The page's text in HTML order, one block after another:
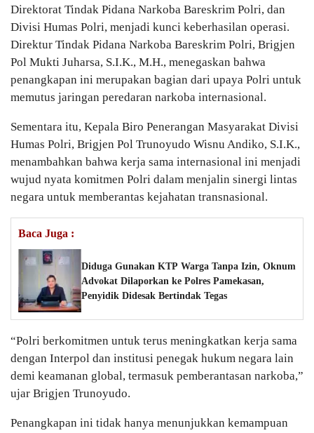
Direktorat Tindak Pidana Narkoba Bareskrim Polri, dan
Divisi Humas Polri, menjadi kunci keberhasilan operasi.
Direktur Tindak Pidana Narkoba Bareskrim Polri, Brigjen
Pol Mukti Juharsa, S.I.K., M.H., menegaskan bahwa
penangkapan ini merupakan bagian dari upaya Polri untuk
memutus jaringan peredaran narkoba internasional.
Sementara itu, Kepala Biro Penerangan Masyarakat Divisi
Humas Polri, Brigjen Pol Trunoyudo Wisnu Andiko, S.I.K.,
menambahkan bahwa kerja sama internasional ini menjadi
wujud nyata komitmen Polri dalam menjalin sinergi lintas
negara untuk memberantas kejahatan transnasional.
Baca Juga :
Diduga Gunakan KTP Warga Tanpa Izin, Oknum
Advokat Dilaporkan ke Polres Pamekasan,
Penyidik Didesak Bertindak Tegas
“Polri berkomitmen untuk terus meningkatkan kerja sama
dengan Interpol dan institusi penegak hukum negara lain
demi keamanan global, termasuk pemberantasan narkoba,”
ujar Brigjen Trunoyudo.
Penangkapan ini tidak hanya menunjukkan kemampuan